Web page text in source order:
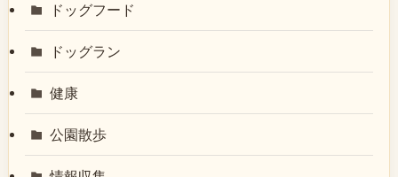
ドッグフード
ドッグラン
健康
公園散歩